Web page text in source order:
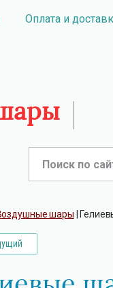
Оплата и
шары